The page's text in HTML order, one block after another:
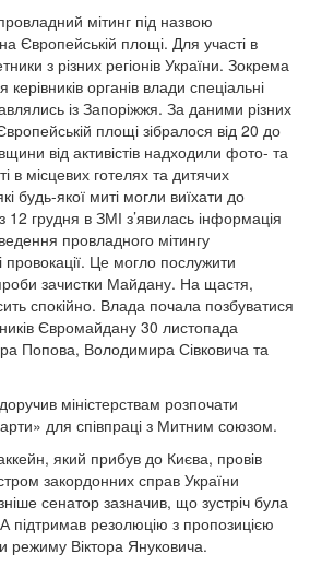
мітинг під назвою
Європейській площі. Для участі в
з різних регіонів України. Зокрема
органів влади спеціальні
із Запоріжжя. За даними різних
площі зібралося від 20 до
від активістів надходили фото- та
в місцевих готелях та дитячих
будь-якої миті могли виїхати до
грудня в ЗМІ з’явилась інформація
провладного мітингу
Це могло послужити
зачистки Майдану. На щастя,
спокійно. Влада почала позбуватися
Євромайдану 30 листопада
Попова, Володимира Сівковича та
міністерствам розпочати
для співпраці з Митним союзом.
який прибув до Києва, провів
закордонних справ України
сенатор зазначив, що зустріч була
резолюцію з пропозицією
режиму Віктора Януковича.